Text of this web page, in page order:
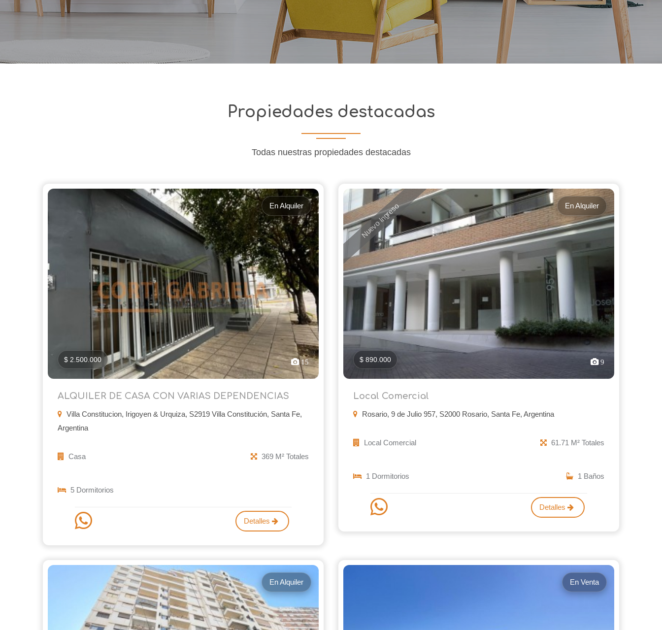
Propiedades destacadas
Todas nuestras propiedades destacadas
En Alquiler
$ 2.500.000 15
ALQUILER DE CASA CON VARIAS DEPENDENCIAS
Villa Constitucion, Irigoyen & Urquiza, S2919 Villa Constitución, Santa Fe,
Argentina
Casa 369 M² Totales
5 Dormitorios
Detalles
Nuevo Ingreso En Alquiler
$ 890.000 9
Local Comercial
Rosario, 9 de Julio 957, S2000 Rosario, Santa Fe, Argentina
Local Comercial 61.71 M² Totales
1 Dormitorios 1 Baños
Detalles
En Alquiler En Venta